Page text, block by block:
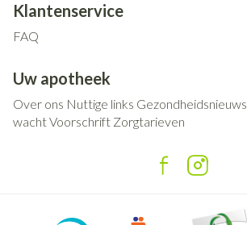
Klantenservice
FAQ
Uw apotheek
Over ons Nuttige links Gezondheidsnieuws
wachtVoorschrift Zorgtarieven